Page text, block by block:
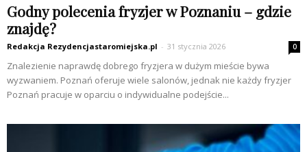
Godny polecenia fryzjer w Poznaniu – gdzie
znajdę?
Redakcja Rezydencjastaromiejska.pl - 31 stycznia 2026 0
Znalezienie naprawdę dobrego fryzjera w dużym mieście bywa
wyzwaniem. Poznań oferuje wiele salonów, jednak nie każdy fryzjer
Poznań pracuje w oparciu o indywidualne podejście...